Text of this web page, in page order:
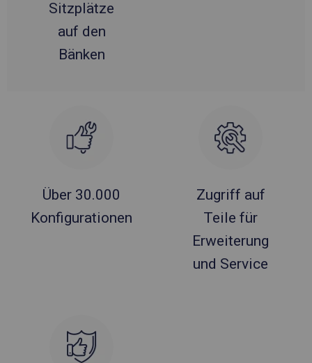
Sitzplätze
auf den
Bänken
Über 30.000
Konfigurationen
Zugriff auf
Teile für
Erweiterung
und Service